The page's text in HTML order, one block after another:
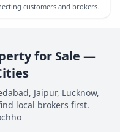
customers and brokers.
for Sale —
Jaipur, Lucknow,
local brokers first.